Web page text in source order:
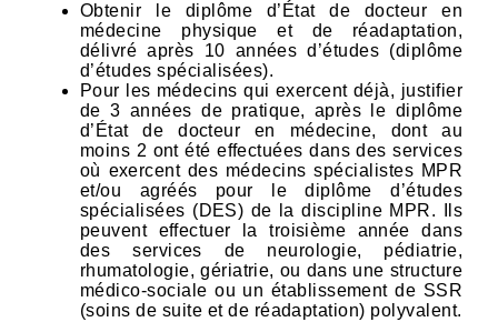
Obtenir le diplôme d’État de docteur en
médecine physique et de réadaptation,
délivré après 10 années d’études (diplôme
d’études spécialisées).
Pour les médecins qui exercent déjà, justifier
de 3 années de pratique, après le diplôme
d’État de docteur en médecine, dont au
moins 2 ont été effectuées dans des services
où exercent des médecins spécialistes MPR
et/ou agréés pour le diplôme d’études
spécialisées (DES) de la discipline MPR. Ils
peuvent effectuer la troisième année dans
des services de neurologie, pédiatrie,
rhumatologie, gériatrie, ou dans une structure
médico-sociale ou un établissement de SSR
(soins de suite et de réadaptation) polyvalent.